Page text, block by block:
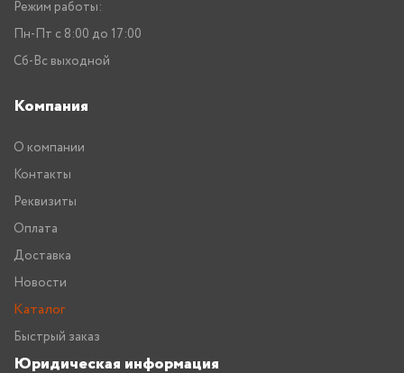
Режим работы:
Пн-Пт с 8:00 до 17:00
Сб-Вс выходной
Компания
О компании
Контакты
Реквизиты
Оплата
Доставка
Новости
Каталог
Быстрый заказ
Юридическая информация